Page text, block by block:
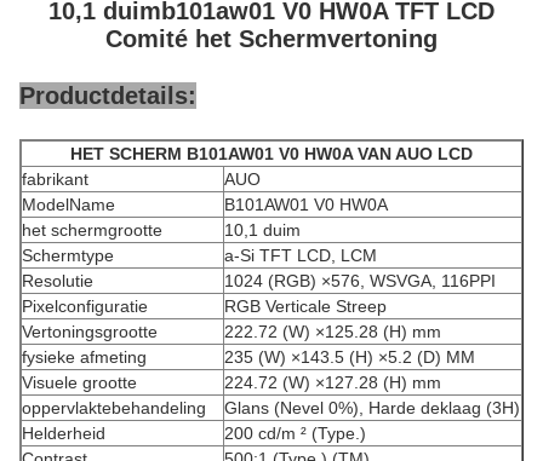
10,1 duimb101aw01 V0 HW0A TFT LCD
Comité het Schermvertoning
Productdetails:
HET SCHERM B101AW01 V0 HW0A VAN AUO LCD
fabrikant
AUO
ModelName
B101AW01 V0 HW0A
het schermgrootte
10,1 duim
Schermtype
a-Si TFT LCD, LCM
Resolutie
1024 (RGB) ×576, WSVGA, 116PPI
Pixelconfiguratie
RGB Verticale Streep
Vertoningsgrootte
222.72 (W) ×125.28 (H) mm
fysieke afmeting
235 (W) ×143.5 (H) ×5.2 (D) MM
Visuele grootte
224.72 (W) ×127.28 (H) mm
oppervlaktebehandeling
Glans (Nevel 0%), Harde deklaag (3H)
Helderheid
200 cd/m ² (Type.)